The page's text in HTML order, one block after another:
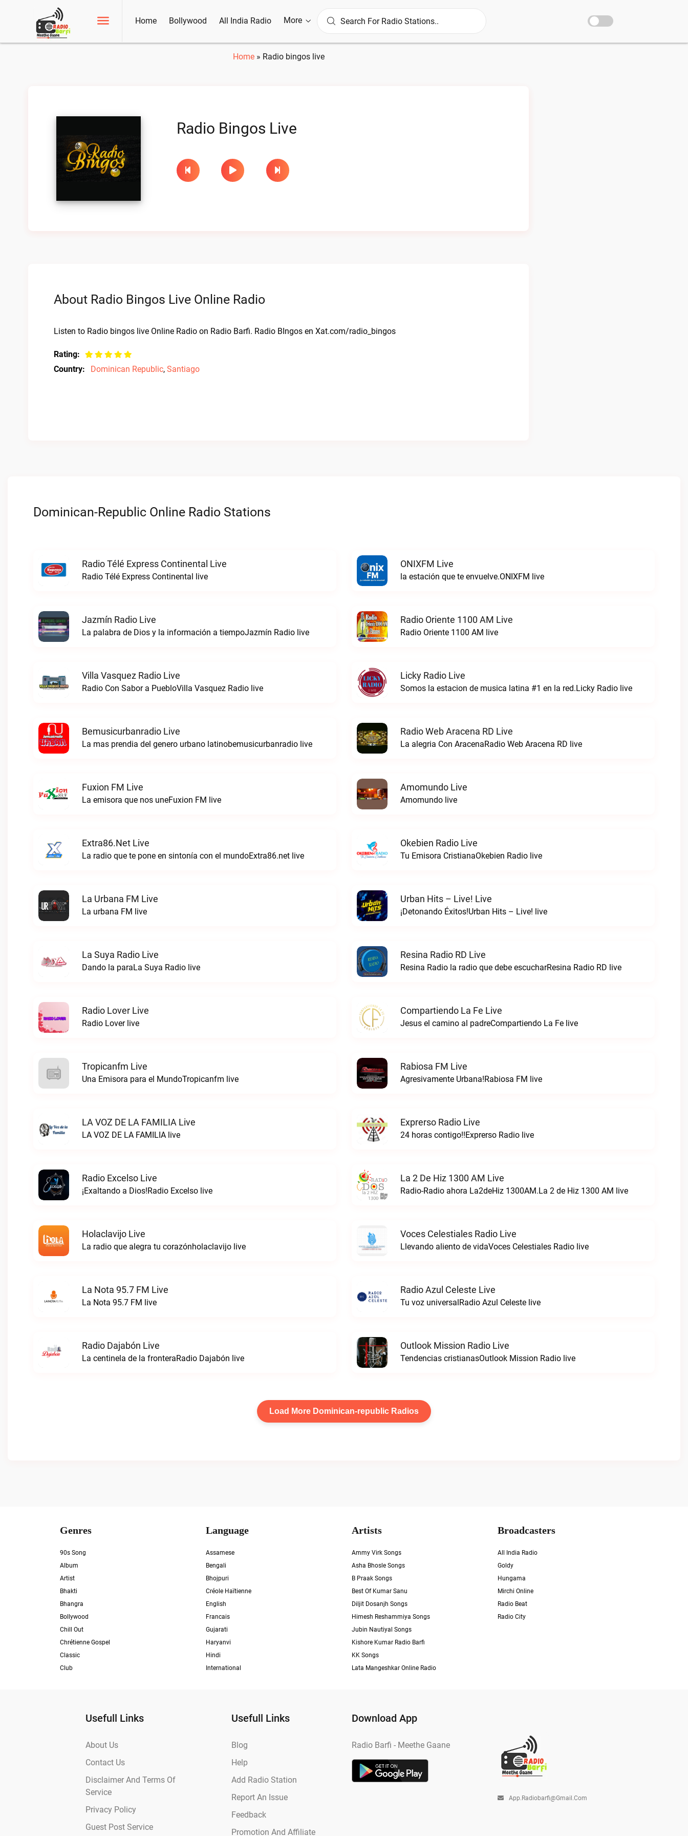
Home Bollywood All India Radio More
Home» Radio bingos live
Radio Bingos Live
About Radio Bingos Live Online Radio
Listen to Radio bingos live Online Radio on Radio Barfi. Radio BIngos en Xat.com/radio_bingos
Rating:
Country:
Dominican Republic, Santiago
Dominican-Republic Online Radio Stations
Radio Télé Express Continental Live
Radio Télé Express Continental live
ONIXFM Live
la estación que te envuelve.ONIXFM live
Jazmín Radio Live
La palabra de Dios y la información a tiempoJazmín Radio live
Radio Oriente 1100 AM Live
Radio Oriente 1100 AM live
Villa Vasquez Radio Live
Radio Con Sabor a PuebloVilla Vasquez Radio live
Licky Radio Live
Somos la estacion de musica latina #1 en la red.Licky Radio live
Bemusicurbanradio Live
La mas prendia del genero urbano latinobemusicurbanradio live
Radio Web Aracena RD Live
La alegria Con AracenaRadio Web Aracena RD live
Fuxion FM Live
La emisora que nos uneFuxion FM live
Amomundo Live
Amomundo live
Extra86.net Live
La radio que te pone en sintonía con el mundoExtra86.net live
Okebien Radio Live
Tu Emisora CristianaOkebien Radio live
La Urbana FM Live
La urbana FM live
Urban Hits – Live! Live
¡Detonando Éxitos!Urban Hits – Live! live
La Suya Radio Live
Dando la paraLa Suya Radio live
Resina Radio RD Live
Resina Radio la radio que debe escucharResina Radio RD live
Radio Lover Live
Radio Lover live
Compartiendo La Fe Live
Jesus el camino al padreCompartiendo La Fe live
Tropicanfm Live
Una Emisora para el MundoTropicanfm live
Rabiosa FM Live
Agresivamente Urbana!Rabiosa FM live
LA VOZ DE LA FAMILIA Live
LA VOZ DE LA FAMILIA live
Exprerso Radio Live
24 horas contigo!!Exprerso Radio live
Radio Excelso Live
¡Exaltando a Dios!Radio Excelso live
La 2 De Hiz 1300 AM Live
Radio-Radio ahora La2deHiz 1300AM.La 2 de Hiz 1300 AM live
Holaclavijo Live
La radio que alegra tu corazónholaclavijo live
Voces Celestiales Radio Live
Llevando aliento de vidaVoces Celestiales Radio live
La Nota 95.7 FM Live
La Nota 95.7 FM live
Radio Azul Celeste Live
Tu voz universalRadio Azul Celeste live
Radio Dajabón Live
La centinela de la fronteraRadio Dajabón live
Outlook Mission Radio Live
Tendencias cristianasOutlook Mission Radio live
Load More Dominican-republic Radios
Genres
90s Song
Album
Artist
Bhakti
Bhangra
Bollywood
Chill Out
Chrétienne Gospel
Classic
Club
Language
Assamese
Bengali
Bhojpuri
Créole Haïtienne
English
Francais
Gujarati
Haryanvi
Hindi
International
Artists
Ammy Virk Songs
Asha Bhosle Songs
B Praak Songs
Best Of Kumar Sanu
Diljit Dosanjh Songs
Himesh Reshammiya Songs
Jubin Nautiyal Songs
Kishore Kumar Radio Barfi
KK Songs
Lata Mangeshkar Online Radio
Broadcasters
All India Radio
Goldy
Hungama
Mirchi Online
Radio Beat
Radio City
Usefull Links
About Us
Contact Us
Disclaimer And Terms Of
Service
Privacy Policy
Guest Post Service
Usefull Links
Blog
Help
Add Radio Station
Report An Issue
Feedback
Promotion And Affiliate
Download App
Radio Barfi - Meethe Gaane
App.radiobarfi@gmail.com